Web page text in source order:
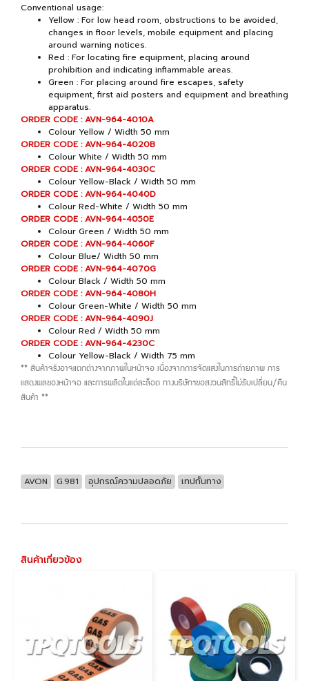
Conventional usage:
Yellow : For low head room, obstructions to be avoided,
changes in floor levels, mobile equipment and placing
around warning notices.
Red : For locating fire equipment, placing around
prohibition and indicating inflammable areas.
Green : For placing around fire escapes, safety
equipment, first aid posters and equipment and breathing
apparatus.
ORDER CODE : AVN-964-4010A
Colour Yellow / Width 50 mm
ORDER CODE : AVN-964-4020B
Colour White / Width 50 mm
ORDER CODE : AVN-964-4030C
Colour Yellow-Black / Width 50 mm
ORDER CODE : AVN-964-4040D
Colour Red-White / Width 50 mm
ORDER CODE : AVN-964-4050E
Colour Green / Width 50 mm
ORDER CODE : AVN-964-4060F
Colour Blue/ Width 50 mm
ORDER CODE : AVN-964-4070G
Colour Black / Width 50 mm
ORDER CODE : AVN-964-4080H
Colour Green-White / Width 50 mm
ORDER CODE : AVN-964-4090J
Colour Red / Width 50 mm
ORDER CODE : AVN-964-4230C
Colour Yellow-Black / Width 75 mm
** สินค้าจริงอาจแตกต่างจากภาพในหน้าจอ เนื่องจากการจัดแสงในการถ่ายภาพ การ
แสดงผลของหน้าจอ และการผลิตในแต่ละล็อต ทางบริษัทฯขอสงวนสิทธิ์ไม่รับเปลี่ยน/คืน
สินค้า **
AVON G.981 อุปกรณ์ความปลอดภัย เทปกั้นทาง
สินค้าเกี่ยวข้อง